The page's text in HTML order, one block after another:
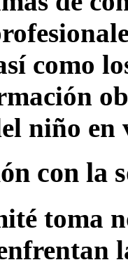
como
niño
con la
toma